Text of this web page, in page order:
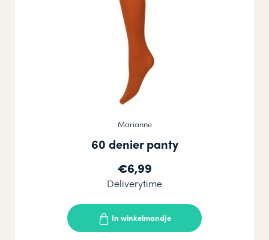
Marianne
60 denier panty
€6,99
Deliverytime
In winkelmandje